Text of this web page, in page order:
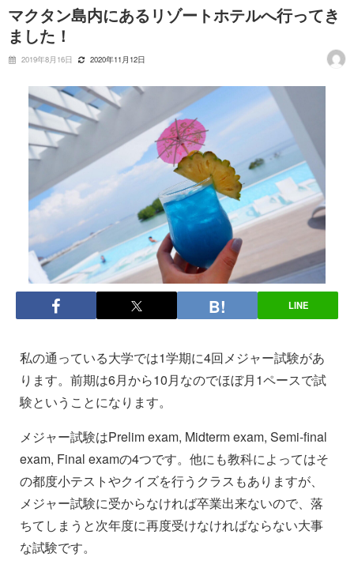
マクタン島内にあるリゾートホテルへ行ってき
ました！
2019年8月16日 2020年11月12日
LINE
私の通っている大学では1学期に4回メジャー試験があ
ります。前期は6月から10月なのでほぼ月1ペースで試
験ということになります。
メジャー試験はPrelim exam, Midterm exam, Semi-final
exam, Final examの4つです。他にも教科によってはそ
の都度小テストやクイズを行うクラスもありますが、
メジャー試験に受からなければ卒業出来ないので、落
ちてしまうと次年度に再度受けなければならない大事
な試験です。